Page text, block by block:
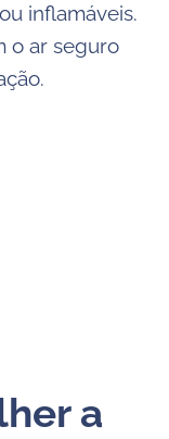
inflamáveis.
o ar seguro
a